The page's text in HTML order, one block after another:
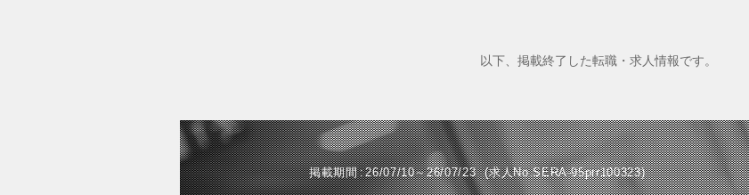
以下、掲載終了した転職・求人情報です。
掲載期間 26/07/10～26/07/23 求人No.SERA-95prr100323